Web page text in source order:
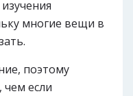
многие вещи в
поэтому
чем если